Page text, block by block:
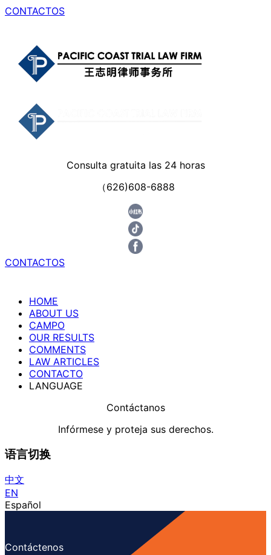
CONTACTOS
Consulta gratuita las 24 horas
（626)608-6888
CONTACTOS
HOME
ABOUT US
CAMPO
OUR RESULTS
COMMENTS
LAW ARTICLES
CONTACTO
LANGUAGE
Contáctanos
Infórmese y proteja sus derechos.
语言切换
中文
EN
Español
Contáctenos